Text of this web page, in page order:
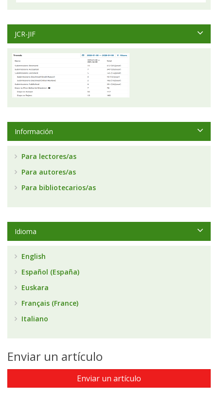
JCR-JIF
Información
Para lectores/as
Para autores/as
Para bibliotecarios/as
Idioma
English
Español (España)
Euskara
Français (France)
Italiano
Enviar un artículo
Enviar un artículo